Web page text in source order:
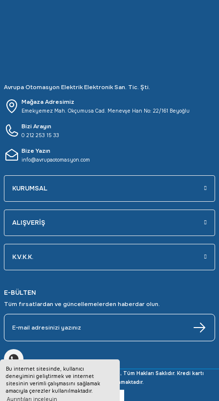
Bu internet sitesinde, kullanıcı
deneyimini geliştirmek ve internet
sitesinin verimli çalışmasını sağlamak
amacıyla çerezler kullanılmaktadır.
Ayrıntıları inceleyin
Avrupa Otomasyon Elektrik Elektronik San. Tic. Şti.
Mağaza Adresimiz
Emekyemez Mah. Okçumusa Cad. Menevşe Han No: 22/161 Beyoğlu
Bizi Arayın
0 212 253 15 33
Bize Yazın
info@avrupaotomasyon.com
KURUMSAL
ALIŞVERİŞ
K.V.K.K.
E-BÜLTEN
Tüm fırsatlardan ve güncellemelerden haberdar olun.
Copyright © 2025 avrupaotomasyon.com, Tüm Hakları Saklıdır. Kredi kartı
bilgileriniz 256bit SSL sertifikası ile korunmaktadır.